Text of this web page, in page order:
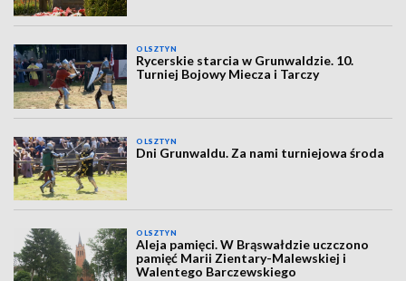
OLSZTYN
Rycerskie starcia w Grunwaldzie. 10.
Turniej Bojowy Miecza i Tarczy
OLSZTYN
Dni Grunwaldu. Za nami turniejowa środa
OLSZTYN
Aleja pamięci. W Brąswałdzie uczczono
pamięć Marii Zientary-Malewskiej i
Walentego Barczewskiego